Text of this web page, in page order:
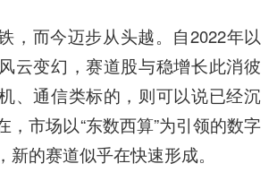
，而今迈步从头越。自2022年以
云变幻，赛道股与稳增长此消彼
、通信类标的，则可以说已经沉
，市场以“东数西算”为引领的数字
新的赛道似乎在快速形成。